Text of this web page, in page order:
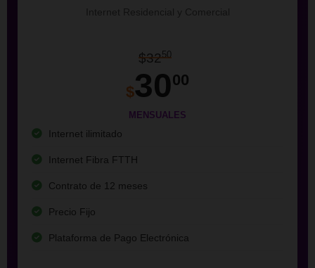
$3250
$3000
MENSUALES
Internet ilimitado
Internet Fibra FTTH
Contrato de 12 meses
Precio Fijo
Plataforma de Pago Electrónica